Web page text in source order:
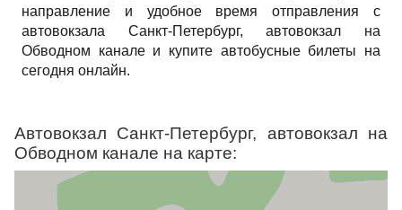
направление и удобное время отправления с
автовокзала Санкт-Петербург, автовокзал на
Обводном канале и купите автобусные билеты на
сегодня онлайн.
Автовокзал Санкт-Петербург, автовокзал на
Обводном канале на карте: